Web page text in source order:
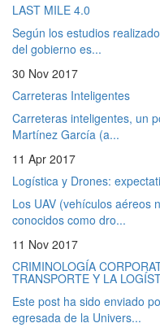
LAST MILE 4.0
Según los estudios
del gobierno es...
30 Nov 2017
Carreteras Inteligentes
Carreteras inteligentes, un
Martínez García (a...
11 Apr 2017
Logística y Drones:
Los UAV (vehículos aéreos
conocidos como dro...
11 Nov 2017
CRIMINOLOGÍA
TRANSPORTE Y LA
Este post ha sido enviado
egresada de la Univers...